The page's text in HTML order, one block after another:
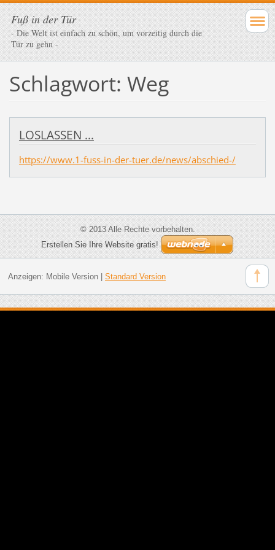
Fuß in der Tür
- Die Welt ist einfach zu schön, um vorzeitig durch die
Tür zu gehn -
Schlagwort: Weg
LOSLASSEN ...
https://www.1-fuss-in-der-tuer.de/news/abschied-/
© 2013 Alle Rechte vorbehalten.
Erstellen Sie Ihre Website gratis!
Anzeigen: Mobile Version| Standard Version